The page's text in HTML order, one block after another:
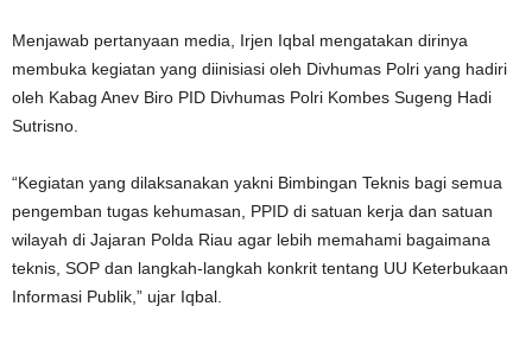
Menjawab pertanyaan media, Irjen Iqbal mengatakan dirinya
membuka kegiatan yang diinisiasi oleh Divhumas Polri yang hadiri
oleh Kabag Anev Biro PID Divhumas Polri Kombes Sugeng Hadi
Sutrisno.
“Kegiatan yang dilaksanakan yakni Bimbingan Teknis bagi semua
pengemban tugas kehumasan, PPID di satuan kerja dan satuan
wilayah di Jajaran Polda Riau agar lebih memahami bagaimana
teknis, SOP dan langkah-langkah konkrit tentang UU Keterbukaan
Informasi Publik,” ujar Iqbal.